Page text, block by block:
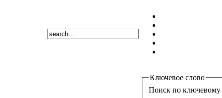
Ключевое слово
Поиск по ключевому